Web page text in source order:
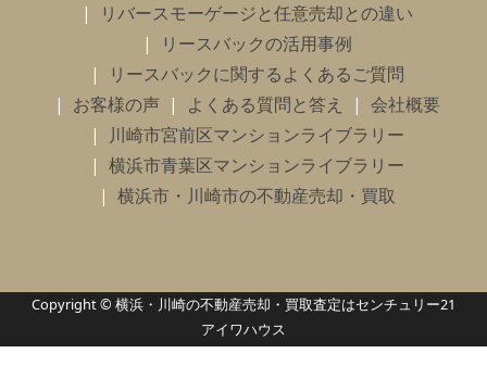
リバースモーゲージと任意売却との違い
リースバックの活用事例
リースバックに関するよくあるご質問
お客様の声
よくある質問と答え
会社概要
川崎市宮前区マンションライブラリー
横浜市青葉区マンションライブラリー
横浜市・川崎市の不動産売却・買取
Copyright © 横浜・川崎の不動産売却・買取査定はセンチュリー21
アイワハウス